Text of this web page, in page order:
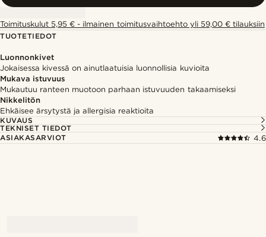
Toimituskulut 5,95 € - ilmainen toimitusvaihtoehto yli 59,00 € tilauksiin
TUOTETIEDOT
Luonnonkivet
Jokaisessa kivessä on ainutlaatuisia luonnollisia kuvioita
Mukava istuvuus
Mukautuu ranteen muotoon parhaan istuvuuden takaamiseksi
Nikkelitön
Ehkäisee ärsytystä ja allergisia reaktioita
KUVAUS
TEKNISET TIEDOT
ASIAKASARVIOT
4.6